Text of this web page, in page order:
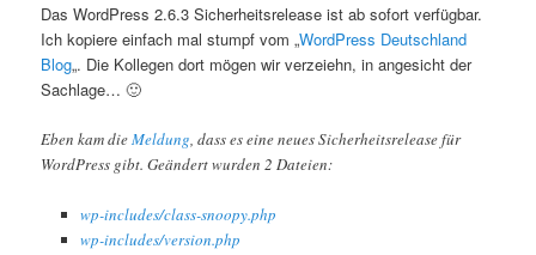
Das WordPress 2.6.3 Sicherheitsrelease ist ab sofort verfügbar.
Ich kopiere einfach mal stumpf vom „WordPress Deutschland
Blog„. Die Kollegen dort mögen wir verzeiehn, in angesicht der
Sachlage… 🙂
Eben kam dieMeldung, dass es eine neues Sicherheitsrelease für
WordPress gibt. Geändert wurden 2 Dateien:
wp-includes/class-snoopy.php
wp-includes/version.php